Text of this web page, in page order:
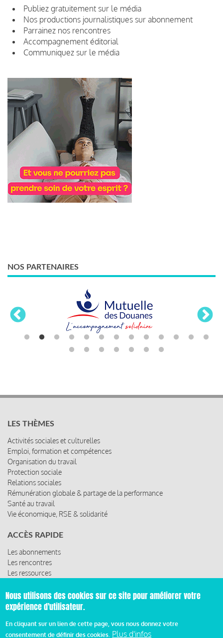
Publiez gratuitement sur le média
Nos productions journalistiques sur abonnement
Parrainez nos rencontres
Accompagnement éditorial
Communiquez sur le média
NOS PARTENAIRES
LES THÈMES
Activités sociales et culturelles
Emploi, formation et compétences
Organisation du travail
Protection sociale
Relations sociales
Rémunération globale & partage de la performance
Santé au travail
Vie économique, RSE & solidarité
ACCÈS RAPIDE
Les abonnements
Les rencontres
Les ressources
Nous utilisons des cookies sur ce site pour améliorer votre
expérience d'utilisateur.
En cliquant sur un lien de cette page, vous nous donnez votre
consentement de définir des cookies. Plus d'infos